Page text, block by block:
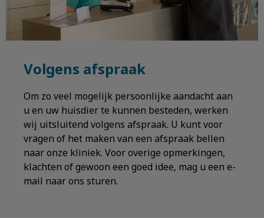
Volgens afspraak
Om zo veel mogelijk persoonlijke aandacht aan
u en uw huisdier te kunnen besteden, werken
wij uitsluitend volgens afspraak. U kunt voor
vragen of het maken van een afspraak bellen
naar onze kliniek. Voor overige opmerkingen,
klachten of gewoon een goed idee, mag u een e-
mail naar ons sturen.